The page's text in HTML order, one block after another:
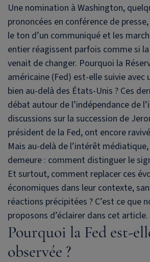
Une nomination à Washington,
prononcées en conférence de
le ton d’un communiqué et les
entier réagissent parfois comme si
venait de changer. Pourquoi la
américaine (Fed) est-elle suivie
bien au-delà des États-Unis ? Ces
débat autour de l’indépendance de
discussions sur la succession de
président de la Fed, ont encore
Mais au-delà de l’intérêt
demeure : comment distinguer le
Et surtout, comment replacer ces
économiques dans leur contexte,
réactions précipitées ? C’est ce que
proposons d’éclairer dans cet article.
Pourquoi la Fed est-
observée ?